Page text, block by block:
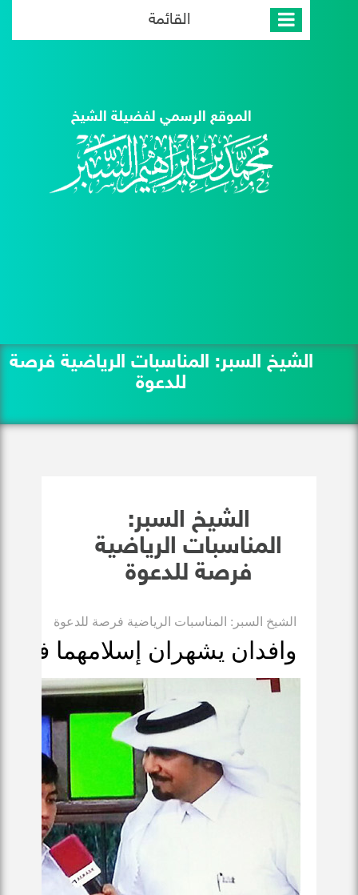
القائمة
الموقع الرسمي لفضيلة الشيخ
الشيخ السبر: المناسبات الرياضية فرصة
للدعوة
الشيخ السبر:
المناسبات الرياضية
فرصة للدعوة
الشيخ السبر: المناسبات الرياضية فرصة للدعوة
وافدان يشهران إسلامهما في